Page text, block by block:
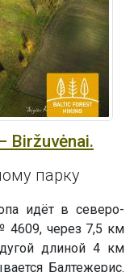
Biržuvėnai.
парку
идёт в северо-
4609, через 7,5 км
дугой длиной 4 км
Балтежерис.